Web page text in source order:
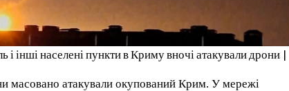
і інші населені пункти в Криму вночі атакували дрони |
масовано атакували окупований Крим. У мережі